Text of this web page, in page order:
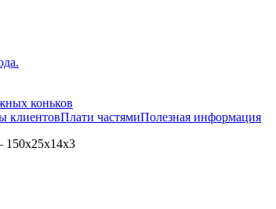
коньков
клиентовПлати частямиПолезная информация
150х25х14х3